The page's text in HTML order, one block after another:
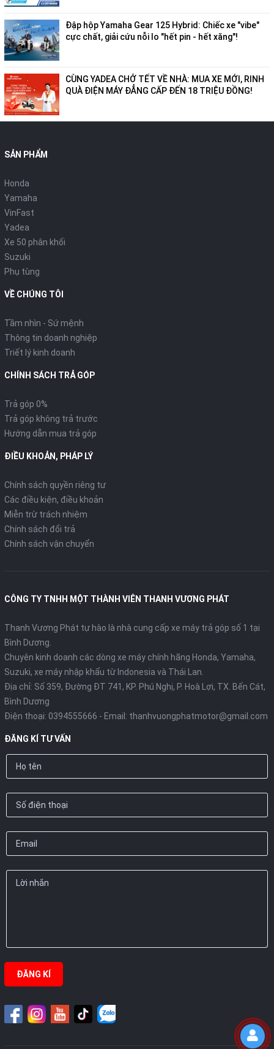
Đập hộp Yamaha Gear 125 Hybrid: Chiếc xe "vibe"
cực chất, giải cứu nỗi lo "hết pin - hết xăng"!
CÙNG YADEA CHỞ TẾT VỀ NHÀ: MUA XE MỚI, RINH
QUÀ ĐIỆN MÁY ĐẲNG CẤP ĐẾN 18 TRIỆU ĐỒNG!
SẢN PHẨM
Honda
Yamaha
VinFast
Yadea
Xe 50 phân khối
Suzuki
Phụ tùng
VỀ CHÚNG TÔI
Tầm nhìn - Sứ mệnh
Thông tin doanh nghiệp
Triết lý kinh doanh
CHÍNH SÁCH TRẢ GÓP
Trả góp 0%
Trả góp không trả trước
Hướng dẫn mua trả góp
ĐIỀU KHOẢN, PHÁP LÝ
Chính sách quyền riêng tư
Các điều kiện, điều khoản
Miễn trừ trách nhiệm
Chính sách đổi trả
Chính sách vận chuyển
CÔNG TY TNHH MỘT THÀNH VIÊN THANH VƯƠNG PHÁT
Thanh Vương Phát tự hào là nhà cung cấp xe máy trả góp số 1 tại
Bình Dương.
Chuyên kinh doanh các dòng xe máy chính hãng Honda, Yamaha,
Suzuki, xe máy nhập khẩu từ Indonesia và Thái Lan.
Địa chỉ: Số 359, Đường ĐT 741, KP. Phú Nghị, P. Hoà Lợi, TX. Bến Cát,
Bình Dương
Điện thoại: 0394555666 - Email: thanhvuongphatmotor@gmail.com
ĐĂNG KÍ TƯ VẤN
ĐĂNG KÍ